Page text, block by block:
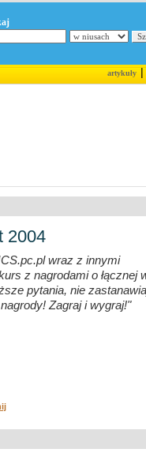
artykuły|
2004
wraz z innymi
z nagrodami o łącznej
pytania, nie
Zagraj i wygraj!"